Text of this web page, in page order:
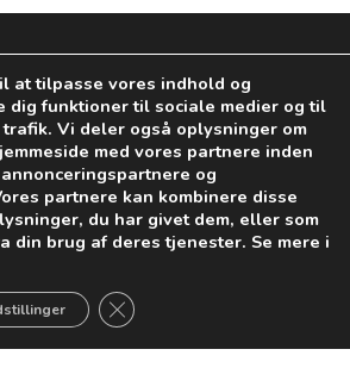
for Ophavsret​
at tilpasse vores indhold og
dig funktioner til sociale medier og til
Vi deler også oplysninger om
med vores partnere inden
og
partnere kan kombinere disse
du har givet dem, eller som
din brug af deres tjenester. Se mere i
Close GDPR Cookie Banner